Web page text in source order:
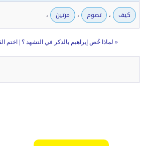
كيف
، تصوم ، مرتين ،
« لماذا خُص إبراهيم بالذكر في التشهد ؟ اختم